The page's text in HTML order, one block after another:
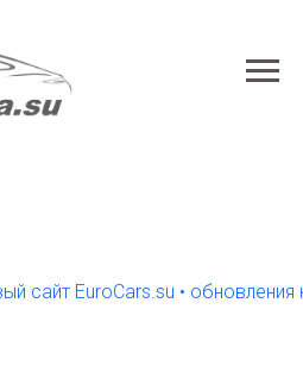
EuroCars.su • обновления